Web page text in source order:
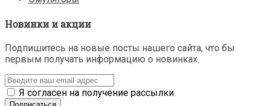
Новинки и акции
Подпишитесь на новые посты нашего сайта, что бы
первым получать информацию о новинках.
Я согласен на получение рассылки